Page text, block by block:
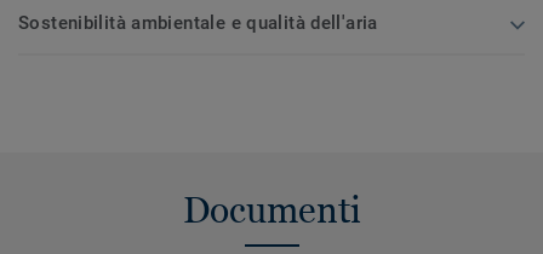
Sostenibilità ambientale e qualità dell'aria
Documenti